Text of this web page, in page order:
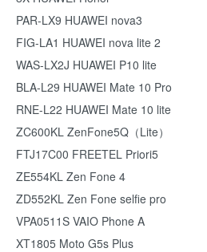
PAR-LX9 HUAWEI nova3
FIG-LA1 HUAWEI nova lite 2
WAS-LX2J HUAWEI P10 lite
BLA-L29 HUAWEI Mate 10 Pro
RNE-L22 HUAWEI Mate 10 lite
ZC600KL ZenFone5Q（Lite）
FTJ17C00 FREETEL Priori5
ZE554KL Zen Fone 4
ZD552KL Zen Fone selfie pro
VPA0511S VAIO Phone A
XT1805 Moto G5s Plus